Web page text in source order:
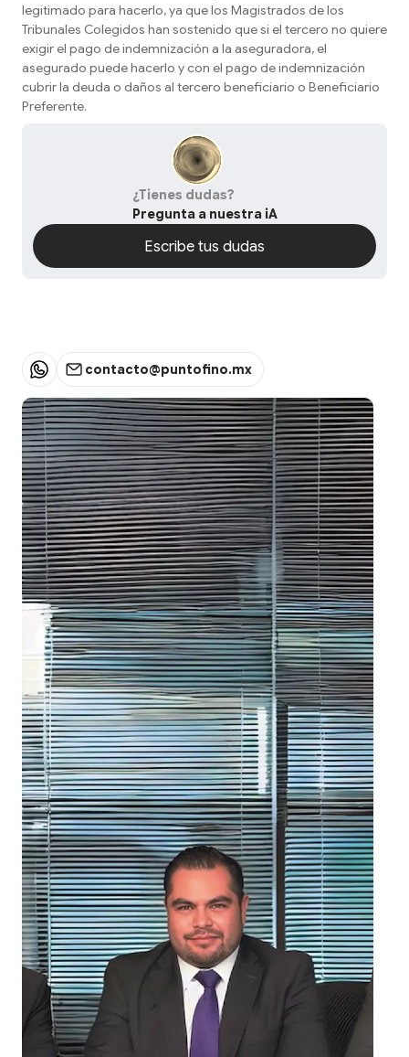
legitimado para hacerlo, ya que los Magistrados de los
Tribunales Colegidos han sostenido que si el tercero no quiere
exigir el pago de indemnización a la aseguradora, el
asegurado puede hacerlo y con el pago de indemnización
cubrir la deuda o daños al tercero beneficiario o Beneficiario
Preferente.
¿Tienes dudas?
Pregunta a nuestra iA
Escribe tus dudas
contacto@puntofino.mx